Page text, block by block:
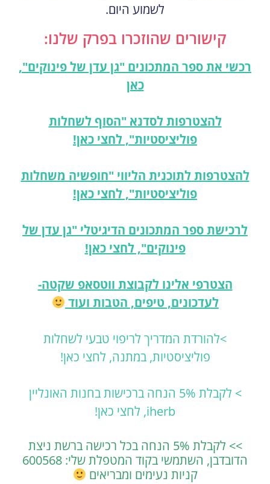
לשמוע היום.
קישורים שהוזכרו בפרק שלנו:
רכשי את ספר המתכונים "גן עדן של פינוקים",
כאן
להצטרפות לסדנא "הסוף לשחלות
פוליציסטיות", לחצי כאן!
להצטרפות לתוכנית הליווי "חופשיה משחלות
פוליציסטיות", לחצי כאן!
לרכישת ספר המתכונים הדיגיטלי "גן עדן של
פינוקים", לחצי כאן!
הצטרפי אלינו לקבוצת ווטסאפ שקטה-
לעדכונים, טיפים, הטבות ועוד
>להורדת המדריך לריפוי טבעי לשחלות
פוליציסטיות, במתנה, לחצי כאן!
> לקבלת 5% הנחה ברכישות בחנות האונליין
iherb, לחצי כאן!
>> לקבלת 5% הנחה בכל רכישה ברשת ניצת
הדובדבן, השתמשי בקוד המטפלת שלי: 600568
קניות נעימים ומבריאים